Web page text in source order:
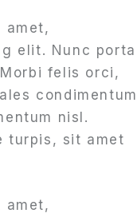
amet,
elit. Nunc porta
felis orci,
condimentum
nisl.
turpis, sit amet
amet,